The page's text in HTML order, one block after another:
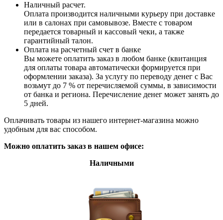
Наличный расчет.
Оплата производится наличными курьеру при доставке
или в салонах при самовывозе. Вместе с товаром
передается товарный и кассовый чеки, а также
гарантийный талон.
Оплата на расчетный счет в банке
Вы можете оплатить заказ в любом банке (квитанция
для оплаты товара автоматически формируется при
оформлении заказа). За услугу по переводу денег с Вас
возьмут до 7 % от перечисляемой суммы, в зависимости
от банка и региона. Перечисление денег может занять до
5 дней.
Оплачивать товары из нашего интернет-магазина можно
удобным для вас способом.
Можно оплатить заказ в нашем офисе:
Наличными